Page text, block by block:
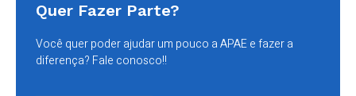
Quer Fazer Parte?
Você quer poder ajudar um pouco a APAE e fazer a
diferença? Fale conosco!!